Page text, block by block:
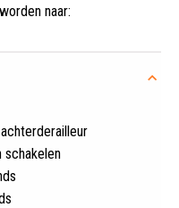
schakelen
naar: